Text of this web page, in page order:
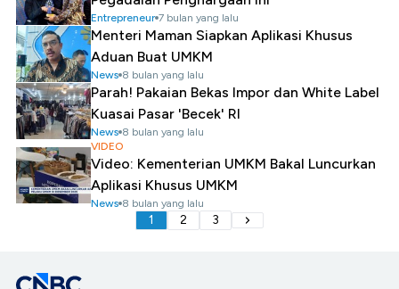
Entrepreneur 7 bulan yang lalu
Menteri Maman Siapkan Aplikasi Khusus
Aduan Buat UMKM
News 8 bulan yang lalu
Parah! Pakaian Bekas Impor dan White Label
Kuasai Pasar 'Becek' RI
News 8 bulan yang lalu
VIDEO
Video: Kementerian UMKM Bakal Luncurkan
Aplikasi Khusus UMKM
News 8 bulan yang lalu
1 2 3